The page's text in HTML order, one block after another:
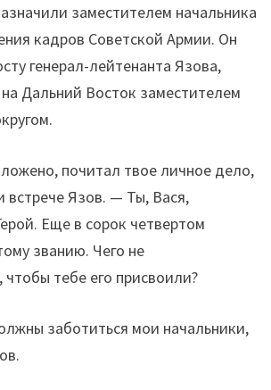
заместителем начальника
кадров Советской Армии. Он
генерал-лейтенанта Язова,
Дальний Восток заместителем
почитал твое личное дело,
встрече Язов. — Ты, Вася,
Еще в сорок четвертом
званию. Чего не
тебе его присвоили?
заботиться мои начальники,